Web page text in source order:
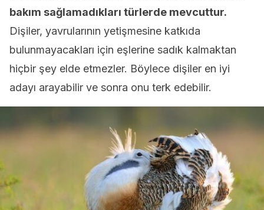
bakım sağlamadıkları türlerde mevcuttur.
Dişiler, yavrularının yetişmesine katkıda
bulunmayacakları için eşlerine sadık kalmaktan
hiçbir şey elde etmezler. Böylece dişiler en iyi
adayı arayabilir ve sonra onu terk edebilir.